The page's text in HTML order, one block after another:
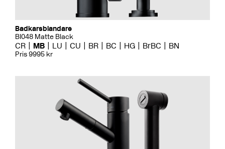
Badkarsblandare
BI048 Matte Black
CR MB LU CU BR BC HG BrBC BN
Pris 9995 kr